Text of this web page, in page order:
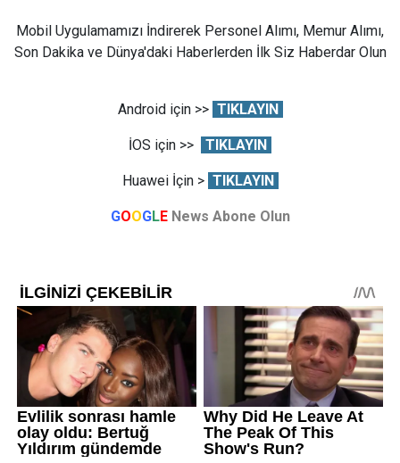
Mobil Uygulamamızı İndirerek Personel Alımı, Memur Alımı,
Son Dakika ve Dünya'daki Haberlerden İlk Siz Haberdar Olun
Android için >> TIKLAYIN
İOS için >> TIKLAYIN
Huawei İçin > TIKLAYIN
GOOGLE News Abone Olun